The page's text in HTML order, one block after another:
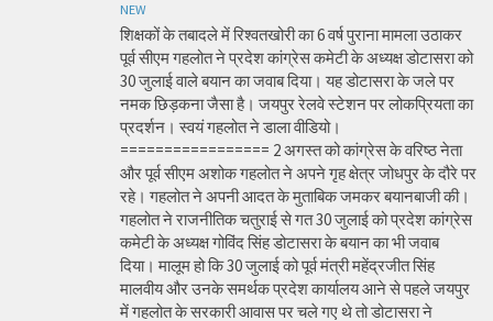
NEW
शिक्षकों के तबादले में रिश्वतखोरी का 6 वर्ष पुराना मामला उठाकर
पूर्व सीएम गहलोत ने प्रदेश कांग्रेस कमेटी के अध्यक्ष डोटासरा को
30 जुलाई वाले बयान का जवाब दिया। यह डोटासरा के जले पर
नमक छिड़कना जैसा है। जयपुर रेलवे स्टेशन पर लोकप्रियता का
प्रदर्शन। स्वयं गहलोत ने डाला वीडियो।
================= 2 अगस्त को कांग्रेस के वरिष्ठ नेता
और पूर्व सीएम अशोक गहलोत ने अपने गृह क्षेत्र जोधपुर के दौरे पर
रहे। गहलोत ने अपनी आदत के मुताबिक जमकर बयानबाजी की।
गहलोत ने राजनीतिक चतुराई से गत 30 जुलाई को प्रदेश कांग्रेस
कमेटी के अध्यक्ष गोविंद सिंह डोटासरा के बयान का भी जवाब
दिया। मालूम हो कि 30 जुलाई को पूर्व मंत्री महेंद्रजीत सिंह
मालवीय और उनके समर्थक प्रदेश कार्यालय आने से पहले जयपुर
में गहलोत के सरकारी आवास पर चले गए थे तो डोटासरा ने